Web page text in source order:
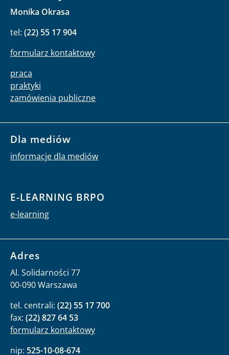
Monika Okrasa
tel: (22) 55 17 904
formularz kontaktowy
praca
praktyki
zamówienia publiczne
Dla mediów
informacje dla mediów
E-LEARNING BRPO
e-learning
Adres
Al. Solidarności 77
00-090 Warszawa
tel. centrali: (22) 55 17 700
fax: (22) 827 64 53
formularz kontaktowy
nip: 525-10-08-674